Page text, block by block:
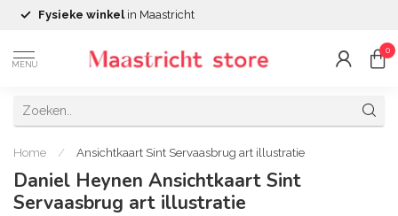
Fysieke winkel in Maastricht
MENU
0
Home / Ansichtkaart Sint Servaasbrug art illustratie
Daniel Heynen Ansichtkaart Sint
Servaasbrug art illustratie